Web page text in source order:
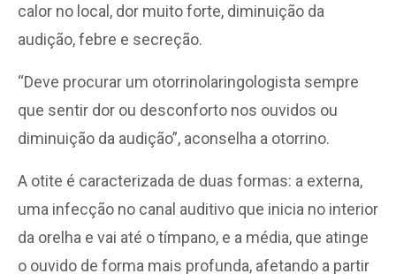
calor no local, dor muito forte, diminuição da
audição, febre e secreção.
“Deve procurar um otorrinolaringologista sempre
que sentir dor ou desconforto nos ouvidos ou
diminuição da audição”, aconselha a otorrino.
A otite é caracterizada de duas formas: a externa,
uma infecção no canal auditivo que inicia no interior
da orelha e vai até o tímpano, e a média, que atinge
o ouvido de forma mais profunda, afetando a partir